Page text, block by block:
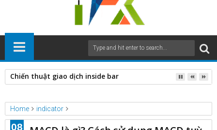
Chiến thuật giao dịch inside bar
Home
indicator
MACD là gì? Cách sử dụng MACD tuỳ biến cho giao dịch
08